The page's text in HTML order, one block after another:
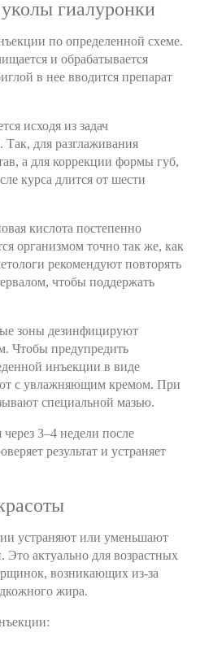
гиалуронки
по определенной схеме.
и обрабатывается
в нее вводится препарат
исходя из задач
для разглаживания
а для коррекции формы губ,
курса длится от шести
кислота постепенно
организмом точно так же, как
рекомендуют повторять
чтобы поддержать
зоны дезинфицируют
Чтобы предупредить
инъекции в виде
с увлажняющим кремом. При
специальной мазью.
3–4 недели после
результат и устраняет
устраняют или уменьшают
Это актуально для возрастных
возникающих из-за
жира.